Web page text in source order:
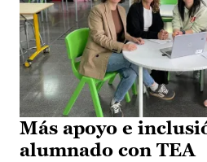
Más apoyo e
alumnado con TEA